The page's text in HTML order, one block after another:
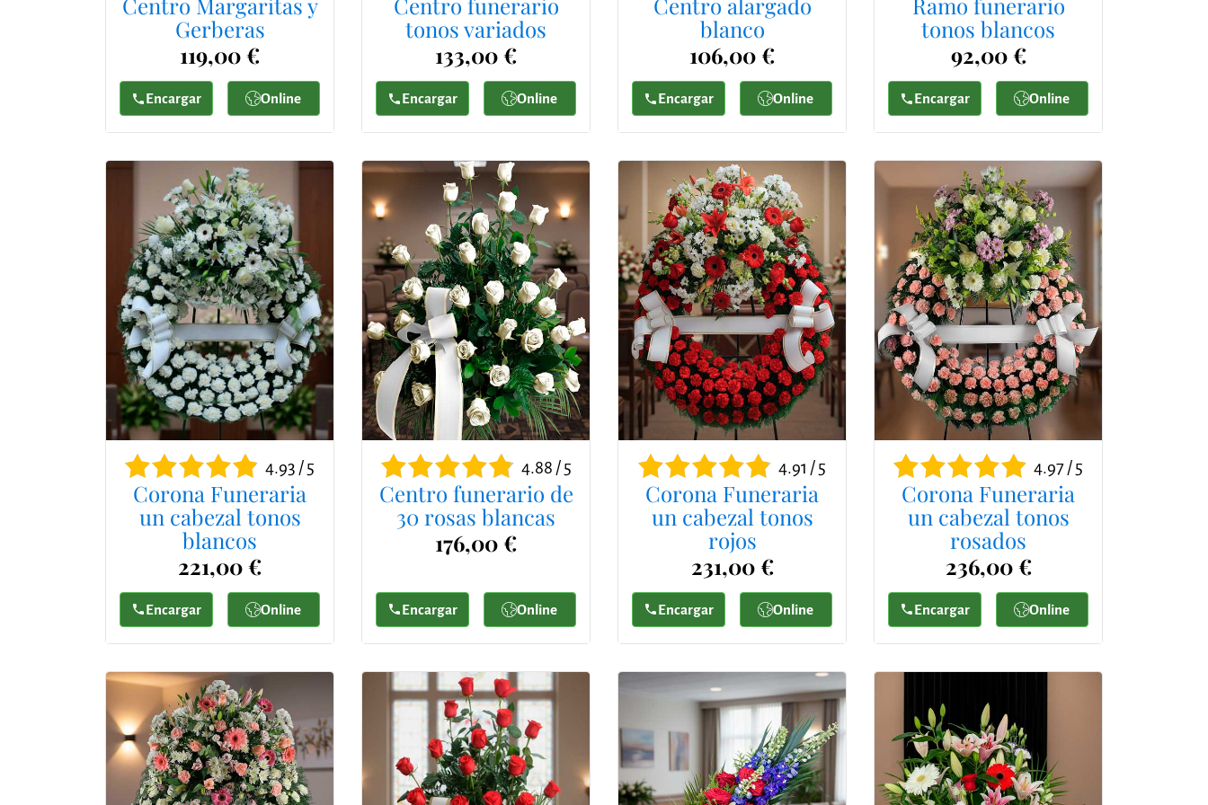
Gerberas
119,00 €
Encargar Online
tonos variados
133,00 €
Encargar Online
blanco
106,00 €
Encargar Online
tonos blancos
92,00 €
Encargar Online
4.93 / 5
Corona Funeraria
un cabezal tonos
blancos
221,00 €
Encargar Online
4.88 / 5
Centro funerario de
30 rosas blancas
176,00 €
Encargar Online
4.91 / 5
Corona Funeraria
un cabezal tonos
rojos
231,00 €
Encargar Online
4.97 / 5
Corona Funeraria
un cabezal tonos
rosados
236,00 €
Encargar Online